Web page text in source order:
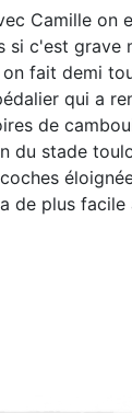
Camille on
si c'est
fait demi
qui a
de
du stade
plus